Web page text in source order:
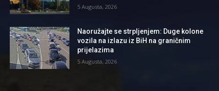
5 Augusta, 2026
Naoružajte se strpljenjem: Duge kolone
vozila na izlazu iz BiH na graničnim
prijelazima
5 Augusta, 2026